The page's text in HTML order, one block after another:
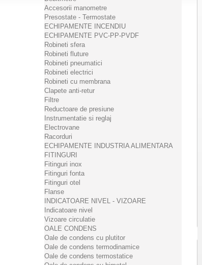
Accesorii manometre
Presostate - Termostate
ECHIPAMENTE INCENDIU
ECHIPAMENTE PVC-PP-PVDF
Robineti sfera
Robineti fluture
Robineti pneumatici
Robineti electrici
Robineti cu membrana
Clapete anti-retur
Filtre
Reductoare de presiune
Instrumentatie si reglaj
Electrovane
Racorduri
ECHIPAMENTE INDUSTRIA ALIMENTARA
FITINGURI
Fitinguri inox
Fitinguri fonta
Fitinguri otel
Flanse
INDICATOARE NIVEL - VIZOARE
Indicatoare nivel
Vizoare circulatie
OALE CONDENS
Oale de condens cu plutitor
Oale de condens termodinamice
Oale de condens termostatice